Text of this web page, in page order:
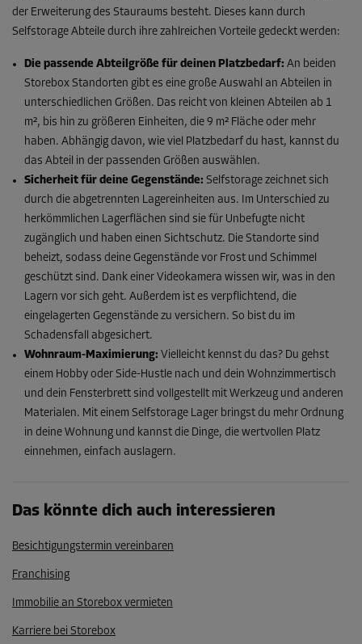
der Erweiterung des Stauraums besteht. Dieses kann durch
Selfstorage Abteile durch ihre zahlreichen Vorteile gedeckt werden:
Die passende Abteilgröße für deinen Platzbedarf: An beiden
Storebox Standorten gibt es eine große Auswahl an Abteilen in
unterschiedlichen Größen. Das reicht von kleinen Abteilen ab 1
m², bis hin zu größeren Einheiten, die 9 m² Fläche oder mehr
haben. Abhängig davon, wie viel Platzbedarf du hast, kannst du
das Abteil in der passenden Größen auswählen.
Sicherheit für deine Gegenstände: Selfstorage zeichnet sich
durch die abgetrennten Lagereinheiten aus. Im Unterschied zu
herkömmlichen Lagerflächen sind sie für Unbefugte nicht
zugänglich und haben einen Sichtschutz. Die Standorte sind
beheizt, sodass deine Gegenstände vor Frost und Schimmel
geschützt sind. Dank einer Videokamera wissen wir, was in den
Lagern vor sich geht. Außerdem ist es verpflichtend, die
eingelagerten Gegenstände zu versichern. So bist du im
Schadensfall abgesichert.
Wohnraum-Maximierung: Vielleicht kennst du das? Du gehst
einem Hobby oder Side-Hustle nach und dein Wohnzimmertisch
und dein Fensterbrett sind vollgestellt mit Werkzeug und anderen
Materialen. Mit einem Selfstorage Lager bringst du mehr Ordnung
in deine Wohnung und kannst die Dinge, die wertvollen Platz
einnehmen, einfach auslagern.
Das könnte dich auch interessieren
Besichtigungstermin vereinbaren
Franchising
Immobilie an Storebox vermieten
Karriere bei Storebox